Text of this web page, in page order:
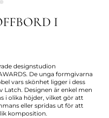
I
designstudion
De unga formgivarna
vars skönhet ligger i dess
Latch. Designen är enkel men
i olika höjder, vilket gör att
eller spridas ut för att
komposition.